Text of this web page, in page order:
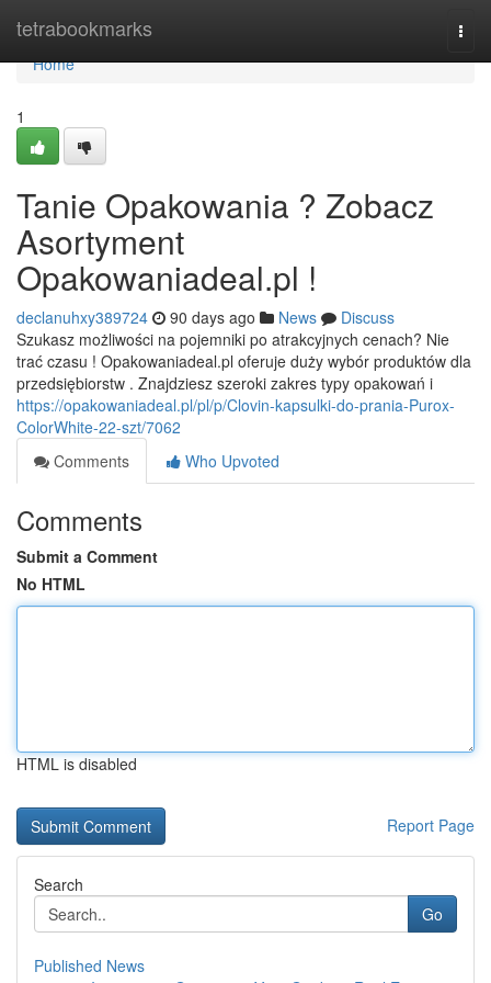
tetrabookmarks
Home
Home
1
Tanie Opakowania ? Zobacz
Asortyment
Opakowaniadeal.pl !
declanuhxy389724 90 days ago News
Discuss
Szukasz możliwości na pojemniki po atrakcyjnych cenach? Nie
trać czasu ! Opakowaniadeal.pl oferuje duży wybór produktów dla
przedsiębiorstw . Znajdziesz szeroki zakres typy opakowań i
https://opakowaniadeal.pl/pl/p/Clovin-kapsulki-do-prania-Purox-
ColorWhite-22-szt/7062
Comments
Who Upvoted
Comments
Submit a Comment
No HTML
HTML is disabled
Report Page
Search
Go
Published News